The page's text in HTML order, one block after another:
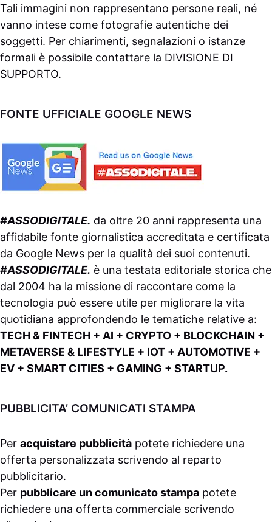
Tali immagini non rappresentano persone reali, né
vanno intese come fotografie autentiche dei
soggetti. Per chiarimenti, segnalazioni o istanze
formali è possibile contattare la DIVISIONE DI
SUPPORTO.
FONTE UFFICIALE GOOGLE NEWS
#ASSODIGITALE. da oltre 20 anni rappresenta una
affidabile fonte giornalistica accreditata e certificata
da Google News per la qualità dei suoi contenuti.
#ASSODIGITALE. è una testata editoriale storica che
dal 2004 ha la missione di raccontare come la
tecnologia può essere utile per migliorare la vita
quotidiana approfondendo le tematiche relative a:
TECH & FINTECH + AI + CRYPTO + BLOCKCHAIN +
METAVERSE & LIFESTYLE + IOT + AUTOMOTIVE +
EV + SMART CITIES + GAMING + STARTUP.
PUBBLICITA’ COMUNICATI STAMPA
Per acquistare pubblicità potete richiedere una
offerta personalizzata scrivendo al reparto
pubblicitario.
Per pubblicare un comunicato stampa potete
richiedere una offerta commerciale scrivendo